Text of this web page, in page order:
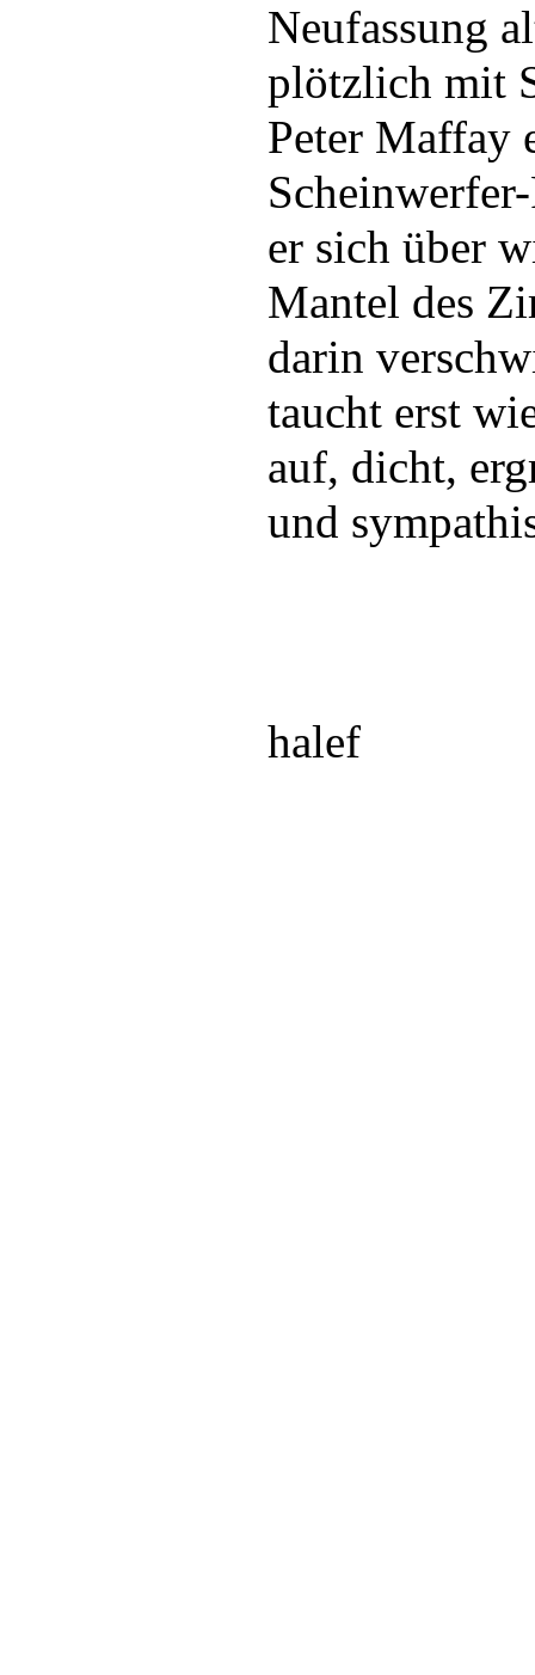
Neufassung
plötzlich mit
Peter Maffay
er sich über
Mantel des
darin
taucht erst
auf, dicht,
und
halef